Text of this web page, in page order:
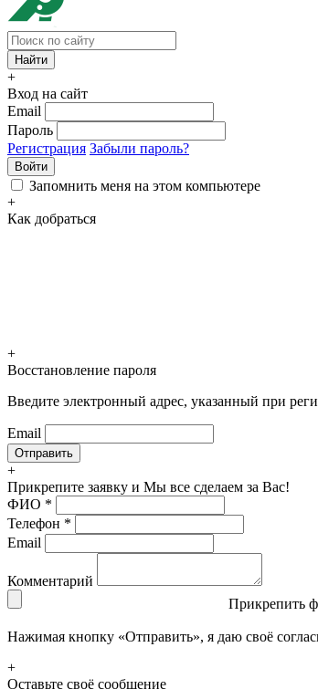
+
Вход на сайт
Email
Пароль
Регистрация Забыли пароль?
Войти
Запомнить меня на этом компьютере
+
Как добраться
+
Восстановление пароля
Введите электронный адрес, указанный при
Email
+
Прикрепите заявку и Мы все сделаем за Вас!
ФИО *
Телефон *
Email
Комментарий
Прикрепить
Нажимая кнопку «Отправить», я даю своё
+
Оставьте своё сообщение